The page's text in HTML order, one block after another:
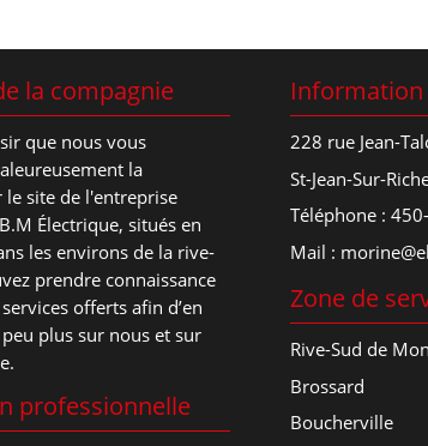
la compagnie
que nous vous
la
le site de l'entreprise
Électrique, situés en
les environs de la rive-
prendre connaissance
offerts afin d’en
plus sur nous et sur
professionnelle
228 rue Jean-
St-Jean-Sur-
Téléphone :
Mail :
Zone de
Rive-Sud de
Brossard
Boucherville